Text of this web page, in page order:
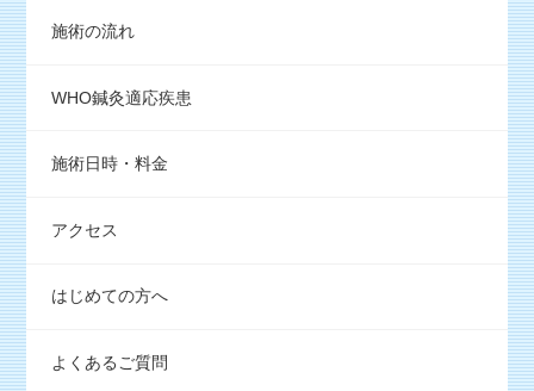
施術の流れ
WHO鍼灸適応疾患
施術日時・料金
アクセス
はじめての方へ
よくあるご質問